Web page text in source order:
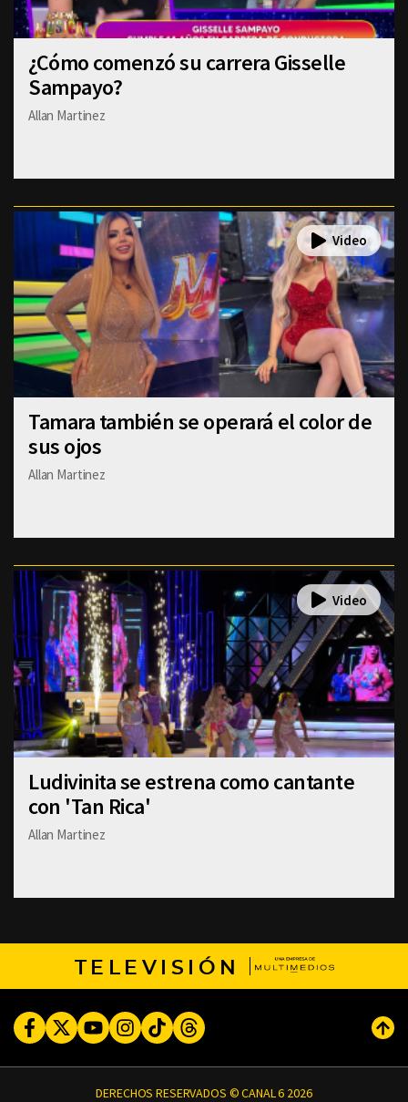
¿Cómo comenzó su carrera Gisselle
Sampayo?
Allan Martinez
Tamara también se operará el color de
sus ojos
Allan Martinez
Ludivinita se estrena como cantante
con 'Tan Rica'
Allan Martinez
TELEVISIÓN
FacebookTwitterYoutubeInstagram
TikTokThreads
DERECHOS RESERVADOS © CANAL 6 2026